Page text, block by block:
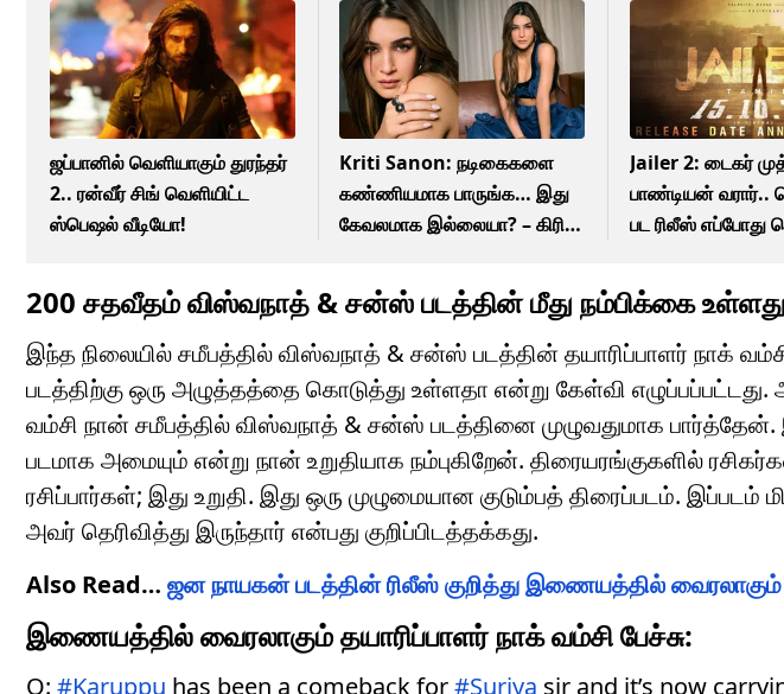
ஜப்பானில் வெளியாகும் துரந்தர்
2.. ரன்வீர் சிங் வெளியிட்ட
ஸ்பெஷல் வீடியோ!
Kriti Sanon: நடிகைகளை
கண்ணியமாக பாருங்க… இது
கேவலமாக இல்லையா? – கிரிதி
Jailer 2: டைகர்
பாண்டியன் வரார்..
பட ரிலீஸ் எப்போது
200 சதவீதம் விஸ்வநாத் & சன்ஸ் படத்தின் மீது நம்பிக்கை
இந்த நிலையில் சமீபத்தில் விஸ்வநாத் & சன்ஸ் படத்தின் தயாரிப்பாளர் நாக்
படத்திற்கு ஒரு அழுத்தத்தை கொடுத்து உள்ளதா என்று கேள்வி எழுப்பப்பட்டது.
வம்சி நான் சமீபத்தில் விஸ்வநாத் & சன்ஸ் படத்தினை முழுவதுமாக பார்த்தேன்.
படமாக அமையும் என்று நான் உறுதியாக நம்புகிறேன். திரையரங்குகளில்
ரசிப்பார்கள்; இது உறுதி. இது ஒரு முழுமையான குடும்பத் திரைப்படம்.
அவர் தெரிவித்து இருந்தார் என்பது குறிப்பிடத்தக்கது.
Also Read… ஜன நாயகன் படத்தின் ரிலீஸ் குறித்து இணையத்தில்
இணையத்தில் வைரலாகும் தயாரிப்பாளர் நாக் வம்சி பேச்சு:
Q: #Karuppu has been a comeback for#Suriya sir and it’s now